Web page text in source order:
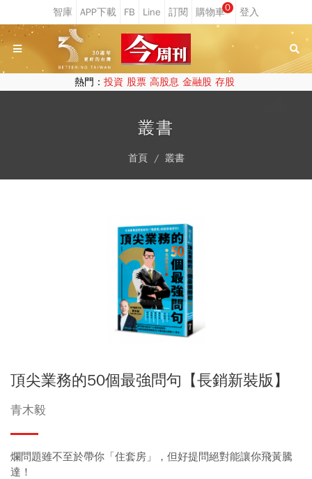
0
熱門： 投資 股票 高股息 金融股 存股
叢書
首頁 叢書
頂尖業務的50個最強問句【長銷新裝版】
青木毅
爛問題雖不至於帶你「住套房」，但好提問絕對能讓你飛黃騰
達！